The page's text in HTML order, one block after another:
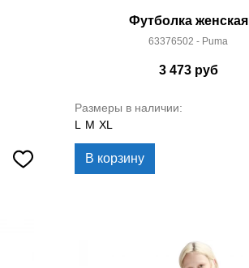
Футболка женская
63376502 - Puma
3 473руб
Размеры в наличии:
L
M XL
В корзину